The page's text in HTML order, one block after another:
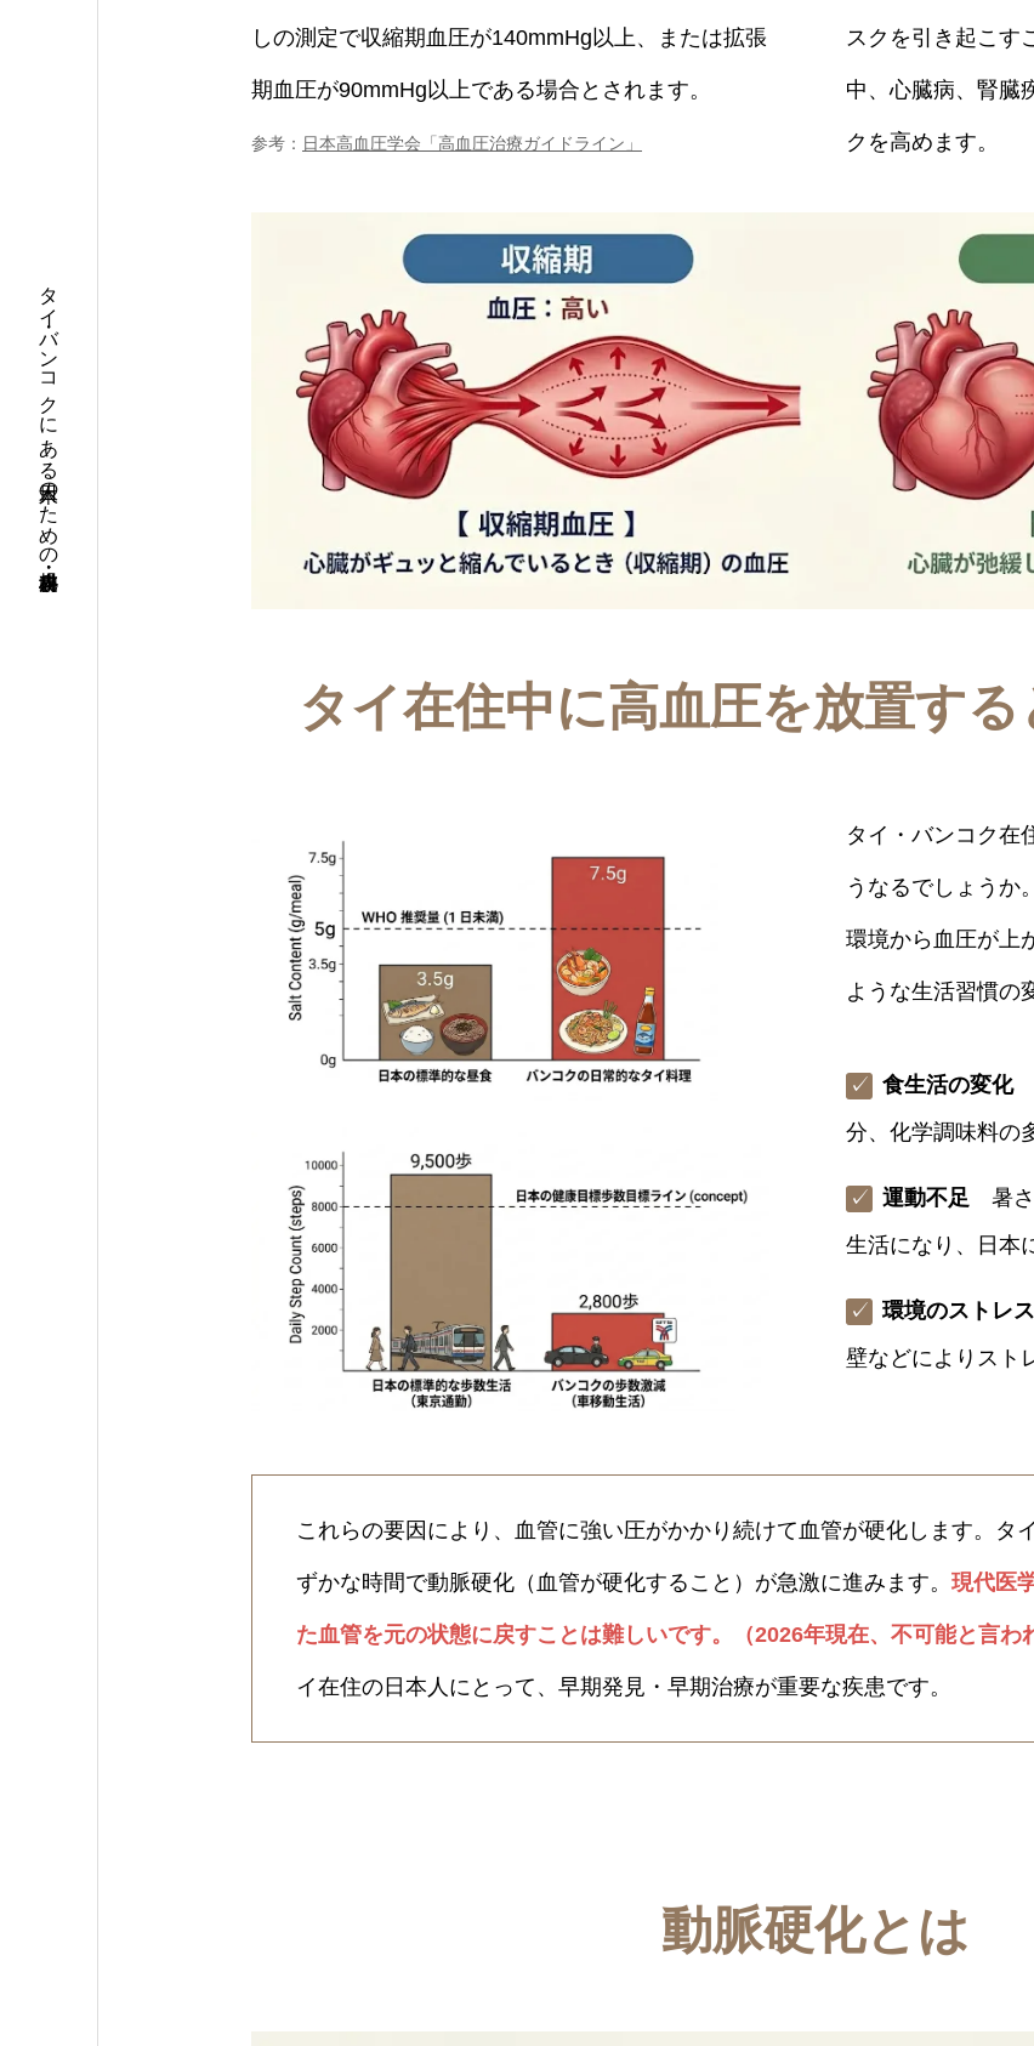
タイ・バンコクにある日本人のための内科・小児科・皮膚科
しの測定で収縮期血圧が140mmHg以上、または拡張
期血圧が90mmHg以上である場合とされます。
参考： 日本高血圧学会「高血圧治療ガイドライン」
スクを引き起こす
中、心臓病、腎臓
クを高めます。
タイ在住中に高血圧を放置す
タイ・バンコク在
うなるでしょうか
環境から血圧が上
ような生活習慣の
✓ 食生活の変化
分、化学調味料の
✓ 運動不足 暑さ
生活になり、日本
✓ 環境のストレス
壁などによりスト
これらの要因により、血管に強い圧がかかり続けて血管が硬化します。タ
ずかな時間で動脈硬化（血管が硬化すること）が急激に進みます。 現代医
た血管を元の状態に戻すことは難しいです。（2026年現在、不可能と言わ
イ在住の日本人にとって、早期発見・早期治療が重要な疾患です。
動脈硬化とは